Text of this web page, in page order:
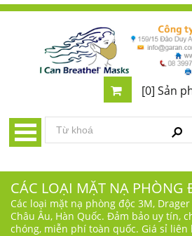
[0] Sản
CÁC LOẠI MẶT NẠ PHÒNG
Các loại mặt nạ phòng độc 3M,
Châu Âu, Hàn Quốc. Đảm bảo uy tín,
chóng, miễn phí toàn quốc. Giá sỉ liên